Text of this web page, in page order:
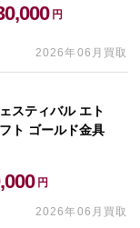
円
2026年06月買取
スティバル エト
ト ゴールド金具
円
2026年06月買取